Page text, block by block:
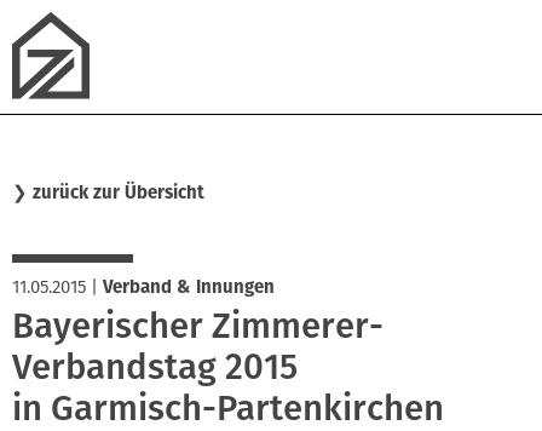
❯ zurück zur Übersicht
11.05.2015 Verband & Innungen
Bayerischer Zimmerer-
Verbandstag 2015
in Garmisch-Partenkirchen